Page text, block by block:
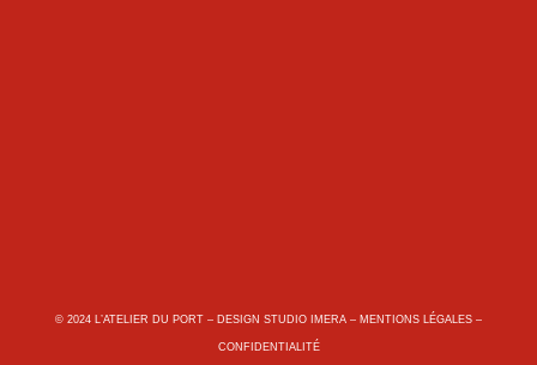
© 2024 L’ATELIER DU PORT – DESIGN STUDIO IMERA – MENTIONS LÉGALES –
CONFIDENTIALITÉ